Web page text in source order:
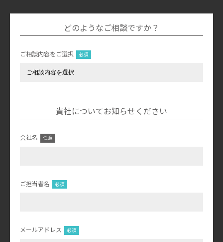
どのようなご相談ですか？
ご相談内容をご選択
貴社についてお知らせください
会社名
ご担当者名
メールアドレス